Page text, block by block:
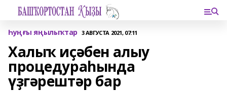
Һуңғы яңылыҡтар 3 АВГУСТА 2021, 07:11
Халыҡ иҫәбен алыу
процедураһында
үҙгәрештәр бар